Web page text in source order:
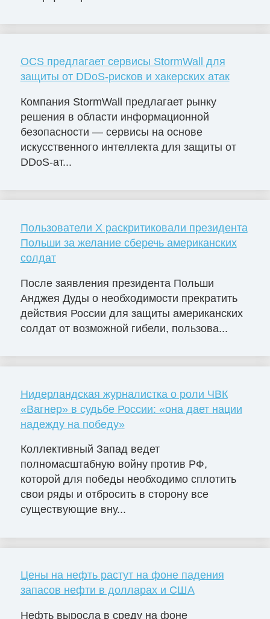
OCS предлагает сервисы StormWall для
защиты от DDoS-рисков и хакерских атак
Компания StormWall предлагает рынку
решения в области информационной
безопасности — сервисы на основе
искусственного интеллекта для защиты от
DDoS-ат...
Пользователи X раскритиковали президента
Польши за желание сберечь американских
солдат
После заявления президента Польши
Анджея Дуды о необходимости прекратить
действия России для защиты американских
солдат от возможной гибели, пользова...
Нидерландская журналистка о роли ЧВК
«Вагнер» в судьбе России: «она дает нации
надежду на победу»
Коллективный Запад ведет
полномасштабную войну против РФ,
которой для победы необходимо сплотить
свои ряды и отбросить в сторону все
существующие вну...
Цены на нефть растут на фоне падения
запасов нефти в долларах и США
Нефть выросла в среду на фоне